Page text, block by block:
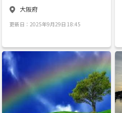
貴重品の管理は各自でお願いしますね。
ご遠慮ください。 * 申し訳ありません
教勧誘目的でのご参加はご遠慮いただい
ております。 ※勧誘があった場合、主催
者までご一報ください。対応いたしま
す。 さあ、あなたも「大人の青春」を始
めませんか？ 友達100人できるかな？ 最
高の仲間と出会えることを、心から楽し
みにしています！ ご応募、お待ちして
ま〜す！
リア等や、大阪エリア等)のエリアを中心
に活動する関西社会人カラオケコミュニ
ティサークル関西カラオケ友の会クラブ
（関西カラオケ部)運営実行委員会です。
みんなで一緒にワイワイ楽しくをモット
ーに活動をしたいと思います。 「◎サー
クル新規会員（部員)メンバー募集に付い
て。」 ◎サークル新規会員（部員)メンバ
ー大募集中だょ。 ※関西エリア在住の
方。 ※同じ趣味（カラオケ等)の友達がほ
しい方。 ※歌の上手い下手とか歌のジャ
ンル等関係なしだょ。 ※未婚者、既婚
大阪府
更新日：2025年9月29日 18:45